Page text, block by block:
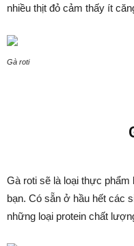
nhiều thịt đỏ cảm thấy ít
Gà roti
Gà roti sẽ là loại thực phẩm
bạn. Có sẵn ở hầu hết các
những loại protein chất